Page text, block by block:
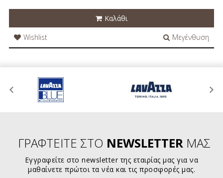
Καλάθι
Wishlist
Μεγένθυση
ΓΡΑΦΤΕΙΤΕ ΣΤΟ NEWSLETTER ΜΑΣ
Εγγραφείτε στο newsletter της εταιρίας μας για να
μαθαίνετε πρώτοι τα νέα και τις προσφορές μας.